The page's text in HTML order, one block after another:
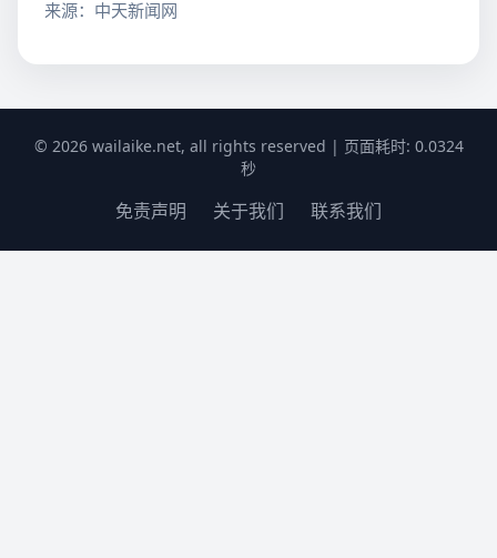
来源：中天新闻网
© 2026 wailaike.net, all rights reserved | 页面耗时: 0.0324
秒
免责声明 关于我们 联系我们